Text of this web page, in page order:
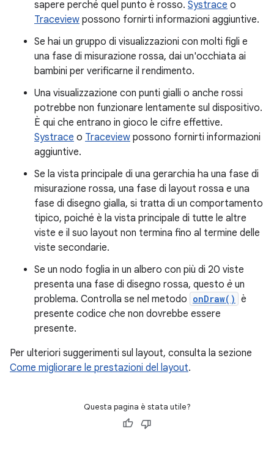
sapere perché quel punto è rosso. Systrace o
Traceview possono fornirti informazioni aggiuntive.
Se hai un gruppo di visualizzazioni con molti figli e
una fase di misurazione rossa, dai un'occhiata ai
bambini per verificarne il rendimento.
Una visualizzazione con punti gialli o anche rossi
potrebbe non funzionare lentamente sul dispositivo.
È qui che entrano in gioco le cifre effettive.
Systrace o Traceview possono fornirti informazioni
aggiuntive.
Se la vista principale di una gerarchia ha una fase di
misurazione rossa, una fase di layout rossa e una
fase di disegno gialla, si tratta di un comportamento
tipico, poiché è la vista principale di tutte le altre
viste e il suo layout non termina fino al termine delle
viste secondarie.
Se un nodo foglia in un albero con più di 20 viste
presenta una fase di disegno rossa, questo è un
problema. Controlla se nel metodo onDraw() è
presente codice che non dovrebbe essere
presente.
Per ulteriori suggerimenti sul layout, consulta la sezione
Come migliorare le prestazioni del layout.
Questa pagina è stata utile?